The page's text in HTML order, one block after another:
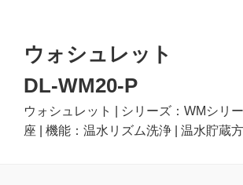
ウォシュレット
DL-WM20-P
ウォシュレット | シリーズ：WMシリ
座 | 機能：温水リズム洗浄 | 温水貯蔵